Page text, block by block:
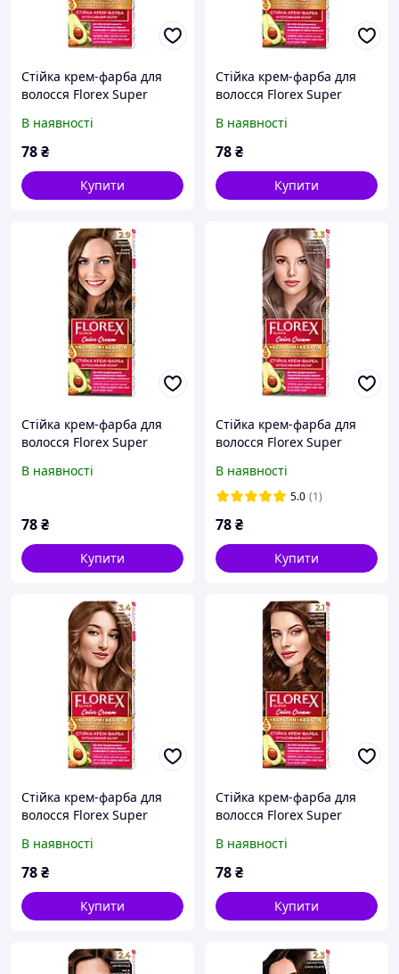
Стійка крем-фарба для
волосся Florex Super
В наявності
78₴
Купити
Стійка крем-фарба для
волосся Florex Super
В наявності
78₴
Купити
Стійка крем-фарба для
волосся Florex Super
В наявності
78₴
Купити
Стійка крем-фарба для
волосся Florex Super
В наявності
5.0 (1)
78₴
Купити
Стійка крем-фарба для
волосся Florex Super
В наявності
78₴
Купити
Стійка крем-фарба для
волосся Florex Super
В наявності
78₴
Купити